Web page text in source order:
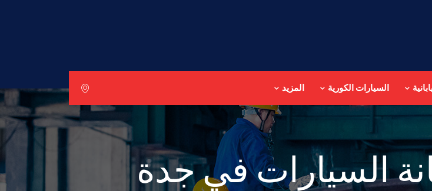
السيارات الكورية المزيد
السيارات في جدة